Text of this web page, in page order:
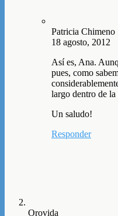
Patricia Chimeno
18 agosto, 2012
Así es, Ana.
pues, como
largo dentro de la
Un saludo!
Responder
Orovida